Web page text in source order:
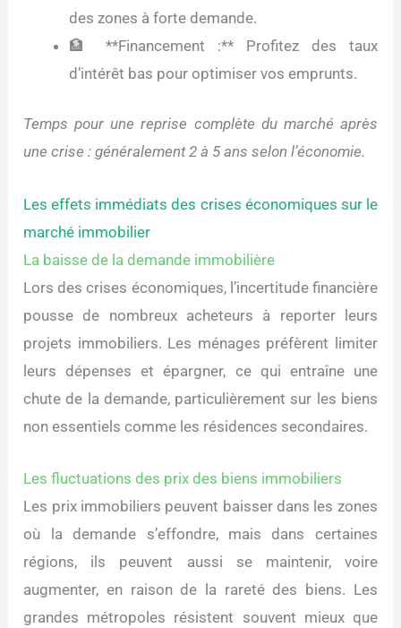
des zones à forte demande.
🏦 **Financement :** Profitez des taux
d’intérêt bas pour optimiser vos emprunts.
Temps pour une reprise complète du marché après
une crise : généralement 2 à 5 ans selon l’économie.
Les effets immédiats des crises économiques sur le
marché immobilier
La baisse de la demande immobilière
Lors des crises économiques, l’incertitude financière
pousse de nombreux acheteurs à reporter leurs
projets immobiliers. Les ménages préfèrent limiter
leurs dépenses et épargner, ce qui entraîne une
chute de la demande, particulièrement sur les biens
non essentiels comme les résidences secondaires.
Les fluctuations des prix des biens immobiliers
Les prix immobiliers peuvent baisser dans les zones
où la demande s’effondre, mais dans certaines
régions, ils peuvent aussi se maintenir, voire
augmenter, en raison de la rareté des biens. Les
grandes métropoles résistent souvent mieux que